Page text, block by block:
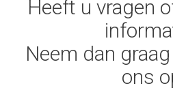
Heeft u vragen
Neem dan
ons